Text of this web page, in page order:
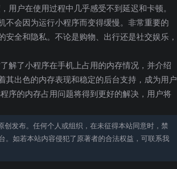
户在使用过程中几乎感受不到延迟和卡顿。
不会因为运行小程序而变得缓慢。非常重要的
全和隐私。不论是购物、出行还是社交娱乐，
解了小程序在手机上占用的内存情况，并介绍
其出色的内存表现和稳定的后台支持，成为用户
序的内存占用问题将得到更好的解决，用户将
发布。任何个人或组织，在未征得本站同意时，禁
。如若本站内容侵犯了原著者的合法权益，可联系我